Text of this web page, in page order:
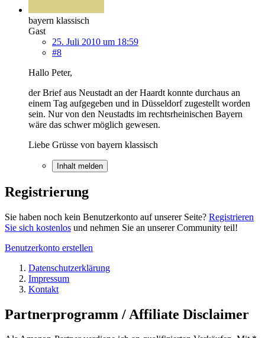
bayern klassisch
Gast
25. Juli 2010 um 18:59
#8
Hallo Peter,
der Brief aus Neustadt an der Haardt konnte durchaus an
einem Tag aufgegeben und in Düsseldorf zugestellt worden
sein. Nur von den Neustadts im rechtsrheinischen Bayern
wäre das schwer möglich gewesen.
Liebe Grüsse von bayern klassisch
Inhalt melden
Registrierung
Sie haben noch kein Benutzerkonto auf unserer Seite? Registrieren
Sie sich kostenlos und nehmen Sie an unserer Community teil!
Benutzerkonto erstellen
Datenschutzerklärung
Impressum
Kontakt
Partnerprogramm / Affiliate Disclaimer